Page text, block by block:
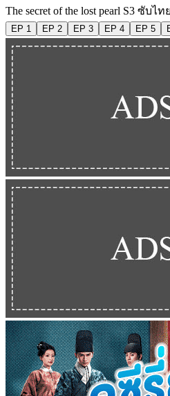
The secret of the lost pearl S3 ซับไทย
EP 1 EP 2 EP 3 EP 4 EP 5